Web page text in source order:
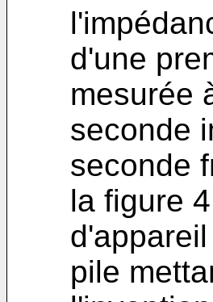
d'une
mesurée
seconde
seconde
la figure
pile